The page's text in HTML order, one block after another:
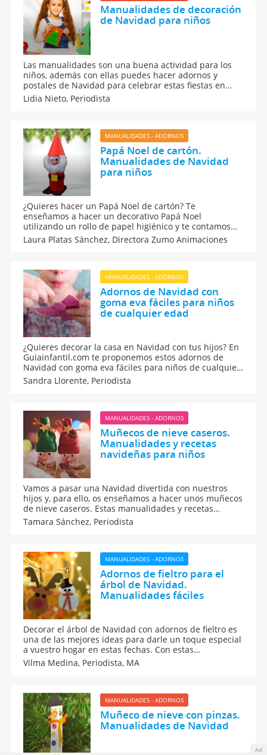
Manualidades de decoración
de Navidad para niños
Las manualidades son una buena actividad para los
niños, además con ellas puedes hacer adornos y
postales de Navidad para celebrar estas fiestas en
familia. Guiainfantil.com nos propone algunas
manualidades caseras para que los niños decoren la
Lidia Nieto, Periodista
MANUALIDADES - ADORNOS
Papá Noel de cartón.
Manualidades de Navidad
para niños
¿Quieres hacer un Papá Noel de cartón? Te
enseñamos a hacer un decorativo Papá Noel
utilizando un rollo de papel higiénico y te contamos
también cómo hacer otras manualidades típicas de
esta época del año y otras planes para una Navidad
Laura Platas Sánchez, Directora Zumo Animaciones
MANUALIDADES - ADORNOS
Adornos de Navidad con
goma eva fáciles para niños
de cualquier edad
¿Quieres decorar la casa en Navidad con tus hijos? En
Guiainfantil.com te proponemos estos adornos de
Navidad con goma eva fáciles para niños de cualquier
edad. Son manualidades navideñas caseras con foamy
aptas para todos los niños. Con estos DIY con goma
Sandra Llorente, Periodista
MANUALIDADES - ADORNOS
Muñecos de nieve caseros.
Manualidades y recetas
navideñas para niños
Vamos a pasar una Navidad divertida con nuestros
hijos y, para ello, os enseñamos a hacer unos muñecos
de nieve caseros. Estas manualidades y recetas
navideñas de muñeco de nieve para niños son muy
fáciles y económicas. Adornos de muñeco de nieve
con materiales reciclados.
Tamara Sánchez, Periodista
MANUALIDADES - ADORNOS
Adornos de fieltro para el
árbol de Navidad.
Manualidades fáciles
Decorar el árbol de Navidad con adornos de fieltro es
una de las mejores ideas para darle un toque especial
a vuestro hogar en estas fechas. Con estas
manualidades navideñas fáciles para niños
disfrutaréis mucho en familia. Mira cómo hacer un
Vilma Medina, Periodista, MA
MANUALIDADES - ADORNOS
Muñeco de nieve con pinzas.
Manualidades de Navidad
Ad